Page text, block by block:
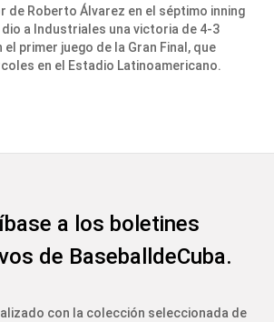
de Roberto Álvarez en el séptimo inning
a Industriales una victoria de 4-3
el primer juego de la Gran Final, que
en el Estadio Latinoamericano.
a los boletines
de BaseballdeCuba.
con la colección seleccionada de